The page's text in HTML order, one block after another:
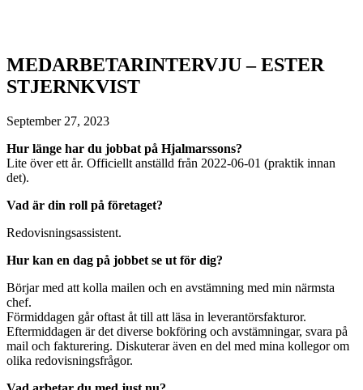
MEDARBETARINTERVJU – ESTER
STJERNKVIST
September 27, 2023
Hur länge har du jobbat på Hjalmarssons?
Lite över ett år. Officiellt anställd från 2022-06-01 (praktik innan
det).
Vad är din roll på företaget?
Redovisningsassistent.
Hur kan en dag på jobbet se ut för dig?
Börjar med att kolla mailen och en avstämning med min närmsta
chef.
Förmiddagen går oftast åt till att läsa in leverantörsfakturor.
Eftermiddagen är det diverse bokföring och avstämningar, svara på
mail och fakturering. Diskuterar även en del med mina kollegor om
olika redovisningsfrågor.